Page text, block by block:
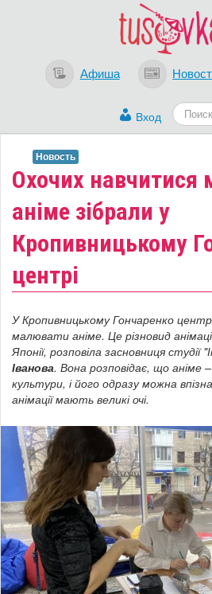
Афиша
Вход
​Охочих навчитися
аніме зібрали у
Кропивницькому
центрі
Новость
У Кропивницькому Гончаренко
малювати аніме. Це різновид
Японії, розповіла засновниця студії
Іванова. Вона розповідає, що аніме
культури, і його одразу можна
анімації мають великі очі.